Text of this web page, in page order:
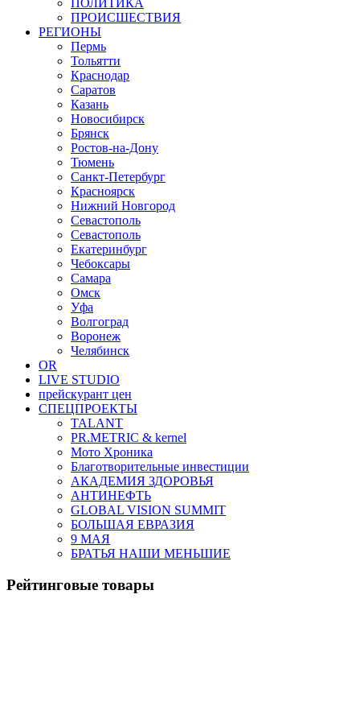
ПОЛИТИКА
ПРОИСШЕСТВИЯ
РЕГИОНЫ
Пермь
Тольятти
Краснодар
Саратов
Казань
Новосибирск
Брянск
Ростов-на-Дону
Тюмень
Санкт-Петербург
Красноярск
Нижний Новгород
Севастополь
Севастополь
Екатеринбург
Чебоксары
Самара
Омск
Уфа
Волгоград
Воронеж
Челябинск
OR
LIVE STUDIO
прейскурант цен
СПЕЦПРОЕКТЫ
TALANT
PR.METRIC & kernel
Мото Хроника
Благотворительные инвестиции
АКАДЕМИЯ ЗДОРОВЬЯ
АНТИНЕФТЬ
GLOBAL VISION SUMMIT
БОЛЬШАЯ ЕВРАЗИЯ
9 МАЯ
БРАТЬЯ НАШИ МЕНЬШИЕ
Рейтинговые товары